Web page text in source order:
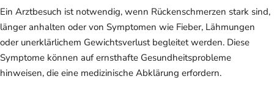
Ein Arztbesuch ist notwendig, wenn Rückenschmerzen stark sind,
länger anhalten oder von Symptomen wie Fieber, Lähmungen
oder unerklärlichem Gewichtsverlust begleitet werden. Diese
Symptome können auf ernsthafte Gesundheitsprobleme
hinweisen, die eine medizinische Abklärung erfordern.